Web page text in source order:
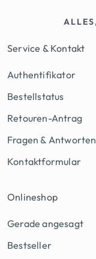
Service & Kontakt
Authentifikator
Bestellstatus
Retouren-Antrag
Fragen & Antworten
Kontaktformular
Onlineshop
Gerade angesagt
Bestseller